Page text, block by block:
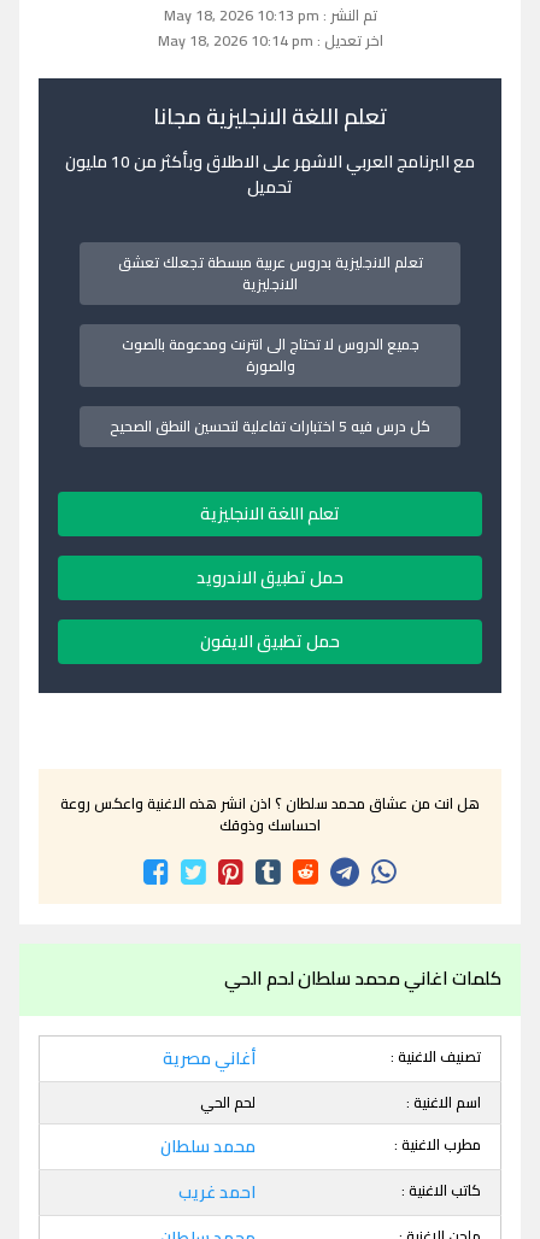
تم النشر : May 18, 2026 10:13 pm
اخر تعديل : May 18, 2026 10:14 pm
تعلم اللغة الانجليزية مجانا
مع البرنامج العربي الاشهر على الاطلاق وبأكثر من 10 مليون
تحميل
تعلم الانجليزية بدروس عربية مبسطة تجعلك تعشق
الانجليزية
جميع الدروس لا تحتاج الى انترنت ومدعومة بالصوت
والصورة
كل درس فيه 5 اختبارات تفاعلية لتحسين النطق الصحيح
تعلم اللغة الانجليزية
حمل تطبيق الاندرويد
حمل تطبيق الايفون
هل انت من عشاق محمد سلطان ؟ اذن انشر هذه الاغنية واعكس روعة
احساسك وذوقك
كلمات اغاني محمد سلطان لحم الحي
تصنيف الاغنية : أغاني مصرية
اسم الاغنية :
لحم الحي
مطرب الاغنية :
محمد سلطان
كاتب الاغنية : احمد غريب